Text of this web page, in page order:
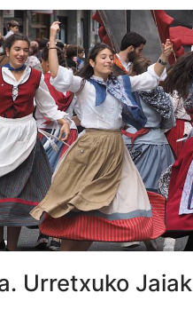
Urretxuko Jaiak